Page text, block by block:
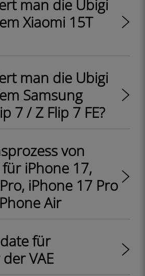
man die Ubigi
Xiaomi 15T
man die Ubigi
Samsung
7 / Z Flip 7 FE?
von
iPhone 17,
iPhone 17 Pro
Air
für
VAE